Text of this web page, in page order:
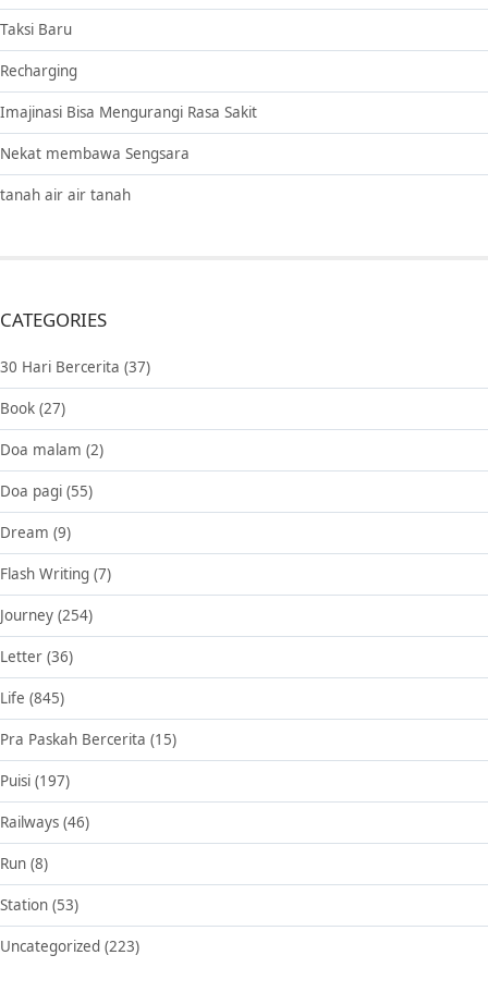
Taksi Baru
Recharging
Imajinasi Bisa Mengurangi Rasa Sakit
Nekat membawa Sengsara
tanah air air tanah
CATEGORIES
30 Hari Bercerita (37)
Book (27)
Doa malam (2)
Doa pagi (55)
Dream (9)
Flash Writing (7)
Journey (254)
Letter (36)
Life (845)
Pra Paskah Bercerita (15)
Puisi (197)
Railways (46)
Run (8)
Station (53)
Uncategorized (223)